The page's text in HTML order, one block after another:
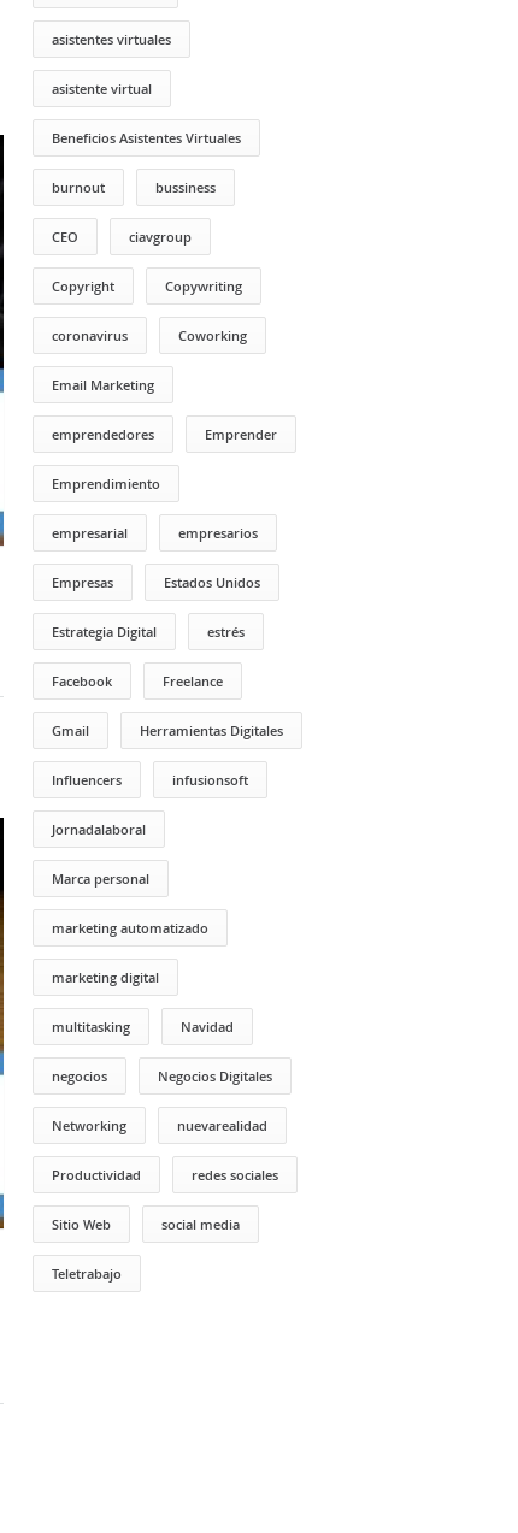
asistentes virtuales
asistente virtual
Beneficios Asistentes Virtuales
burnout bussiness
CEO ciavgroup
Copyright Copywriting
coronavirus Coworking
Email Marketing
emprendedores Emprender
Emprendimiento
empresarial empresarios
Empresas Estados Unidos
Estrategia Digital estrés
Facebook Freelance
Gmail Herramientas Digitales
Influencers infusionsoft
Jornadalaboral
Marca personal
marketing automatizado
marketing digital
multitasking Navidad
negocios Negocios Digitales
Networking nuevarealidad
Productividad redes sociales
Sitio Web social media
Teletrabajo